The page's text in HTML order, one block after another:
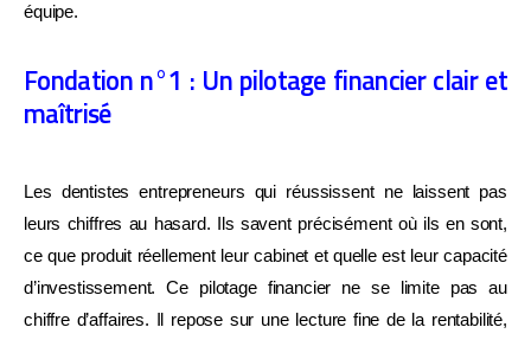
équipe.
Fondation n°1 : Un pilotage financier clair et
maîtrisé
Les dentistes entrepreneurs qui réussissent ne laissent pas
leurs chiffres au hasard. Ils savent précisément où ils en sont,
ce que produit réellement leur cabinet et quelle est leur capacité
d’investissement. Ce pilotage financier ne se limite pas au
chiffre d’affaires. Il repose sur une lecture fine de la rentabilité,